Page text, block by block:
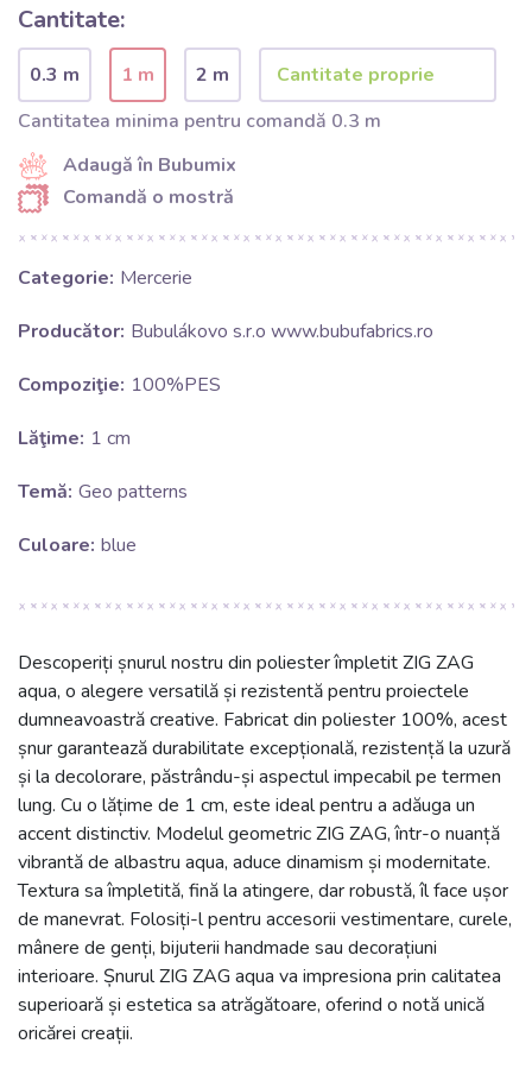
Cantitate:
0.3 m 1 m
2 m
Cantitatea minima pentru comandă 0.3 m
Adaugă în Bubumix
Comandă o mostră
Categorie: Mercerie
Producător: Bubulákovo s.r.o www.bubufabrics.ro
Compoziţie: 100%PES
Lăţime: 1 cm
Temă: Geo patterns
Culoare: blue
Descoperiți șnurul nostru din poliester împletit ZIG ZAG
aqua, o alegere versatilă și rezistentă pentru proiectele
dumneavoastră creative. Fabricat din poliester 100%, acest
șnur garantează durabilitate excepțională, rezistență la uzură
și la decolorare, păstrându-și aspectul impecabil pe termen
lung. Cu o lățime de 1 cm, este ideal pentru a adăuga un
accent distinctiv. Modelul geometric ZIG ZAG, într-o nuanță
vibrantă de albastru aqua, aduce dinamism și modernitate.
Textura sa împletită, fină la atingere, dar robustă, îl face ușor
de manevrat. Folosiți-l pentru accesorii vestimentare, curele,
mânere de genți, bijuterii handmade sau decorațiuni
interioare. Șnurul ZIG ZAG aqua va impresiona prin calitatea
superioară și estetica sa atrăgătoare, oferind o notă unică
oricărei creații.